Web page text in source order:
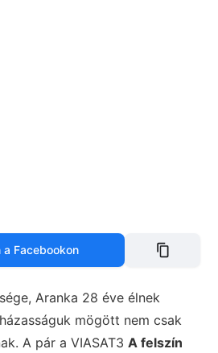
Facebookon
Aranka 28 éve élnek
mögött nem csak
A pár a VIASAT3A felszín